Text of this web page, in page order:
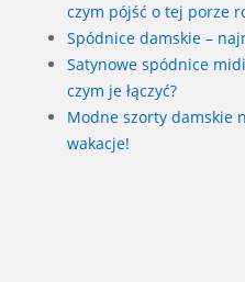
czym pójść o tej porze
Spódnice damskie –
Satynowe spódnice
czym je łączyć?
Modne szorty damskie
wakacje!